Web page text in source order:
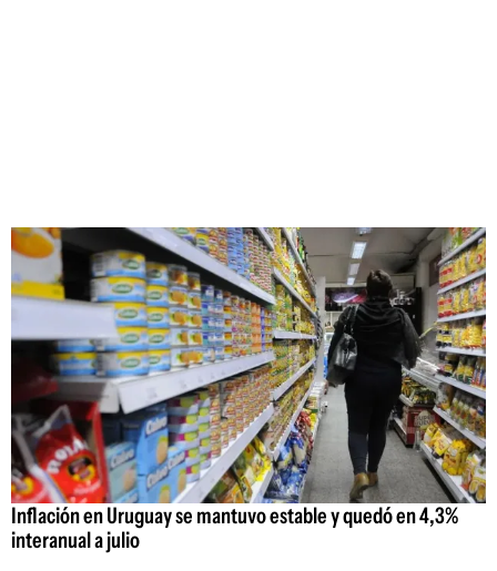
Inflación en Uruguay se mantuvo estable y quedó en 4,3%
interanual a julio